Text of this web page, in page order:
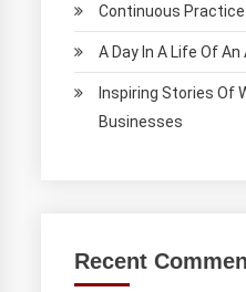
Continuous
A Day In A Life Of
Inspiring Stories Of
Businesses
Recent